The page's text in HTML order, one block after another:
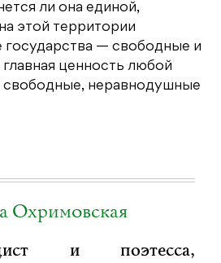
ли она единой,
этой территории
государства — свободные и
ценность любой
неравнодушные
Охримовская
и поэтесса,